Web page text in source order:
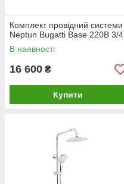
Комплект провідний системи
Neptun Bugatti Base 220B 3/4
В наявності
16 600 ₴
Купити